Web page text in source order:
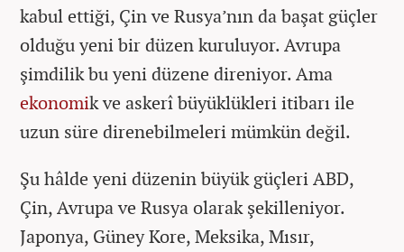
kabul ettiği, Çin ve Rusya’nın da başat güçler
olduğu yeni bir düzen kuruluyor. Avrupa
şimdilik bu yeni düzene direniyor. Ama
ekonomik ve askerî büyüklükleri itibarı ile
uzun süre direnebilmeleri mümkün değil.
Şu hâlde yeni düzenin büyük güçleri ABD,
Çin, Avrupa ve Rusya olarak şekilleniyor.
Japonya, Güney Kore, Meksika, Mısır,